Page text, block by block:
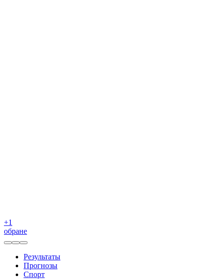
+1
обране
Результаты
Прогнозы
Спорт